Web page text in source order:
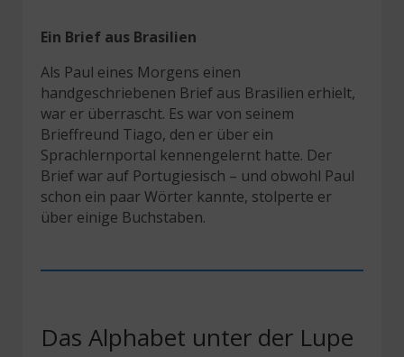
Ein Brief aus Brasilien
Als Paul eines Morgens einen
handgeschriebenen Brief aus Brasilien erhielt,
war er überrascht. Es war von seinem
Brieffreund Tiago, den er über ein
Sprachlernportal kennengelernt hatte. Der
Brief war auf Portugiesisch – und obwohl Paul
schon ein paar Wörter kannte, stolperte er
über einige Buchstaben.
Das Alphabet unter der Lupe